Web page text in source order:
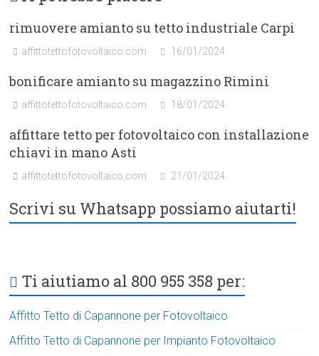
rimuovere amianto su tetto industriale Carpi
affittotettofotovoltaico.com 16/01/2024
bonificare amianto su magazzino Rimini
affittotettofotovoltaico.com 18/01/2024
affittare tetto per fotovoltaico con installazione
chiavi in mano Asti
affittotettofotovoltaico.com 21/01/2024
Scrivi su Whatsapp possiamo aiutarti!
Ti aiutiamo al 800 955 358 per:
Affitto Tetto di Capannone per Fotovoltaico
Affitto Tetto di Capannone per Impianto Fotovoltaico